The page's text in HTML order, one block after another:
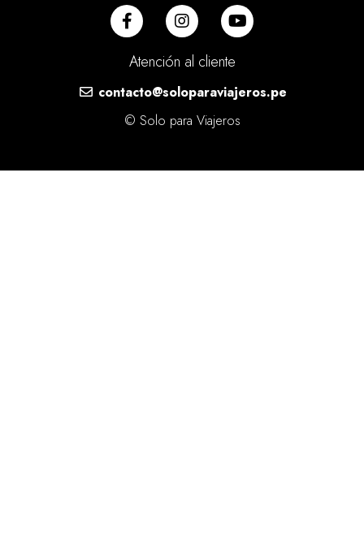
Atención al cliente
contacto@soloparaviajeros.pe
© Solo para Viajeros